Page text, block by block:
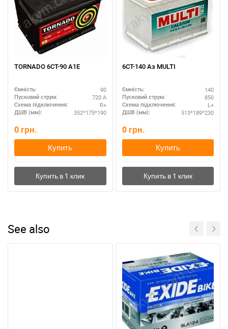
ТORNADO 6СТ-90 А1Е
Ємність: 90
Пусковий струм: 720 А
Схема підключення: R+
ДШВ (мм): 352*175*190
0 грн.
Купить
6СТ-140 Аз MULTI
Ємність: 140
Пусковий струм: 850
Схема підключення: L+
ДШВ (мм): 513*189*230
0 грн.
Купить
See also